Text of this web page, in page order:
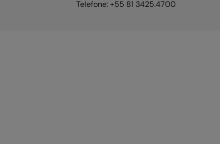
Telefone: +55 81 3425.4700